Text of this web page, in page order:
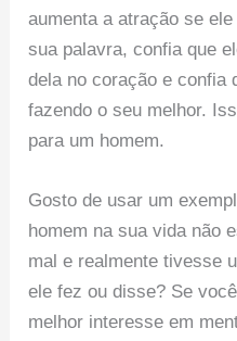
aumenta a atração se
sua palavra, confia que
dela no coração e confia
fazendo o seu melhor.
para um homem.
Gosto de usar um
homem na sua vida não
mal e realmente tivesse
ele fez ou disse? Se
melhor interesse em